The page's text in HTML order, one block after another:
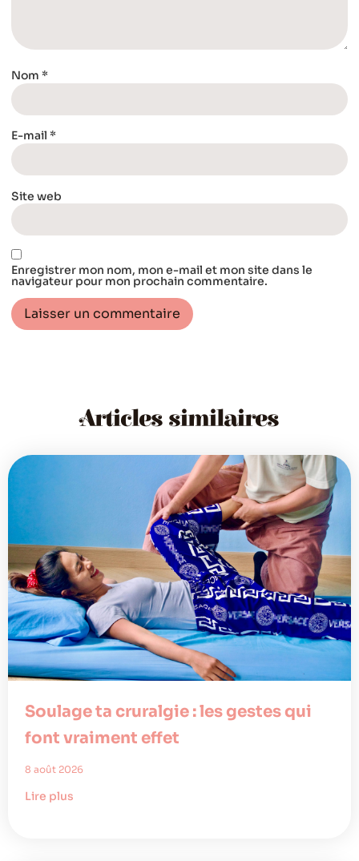
Nom *
E-mail *
Site web
Enregistrer mon nom, mon e-mail et mon site dans le
navigateur pour mon prochain commentaire.
Articles similaires
Soulage ta cruralgie : les gestes qui
font vraiment effet
8 août 2026
Lire plus